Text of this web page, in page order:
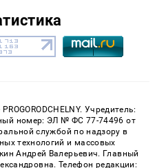
Учредитель:
номер: ЭЛ № ФС 77-74496 от
службой по надзору в
технологий и массовых
Андрей Валерьевич. Главный
Телефон редакции: